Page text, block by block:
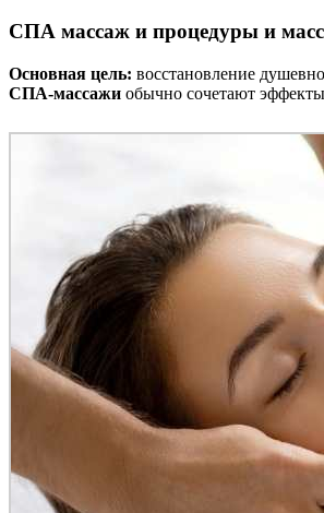
СПА массаж и процедуры и
Основная цель: восстановление
СПА-массажи обычно сочетают